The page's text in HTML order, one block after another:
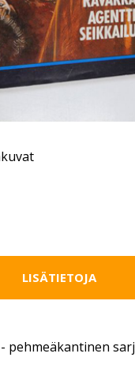
LISÄTIETOJA
pehmeäkantinen